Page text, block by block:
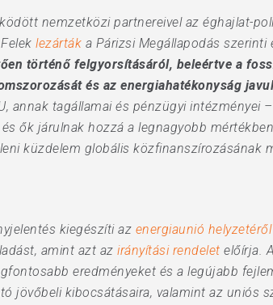
nemzetközi partnereivel az éghajlat-
lezárták a Párizsi Megállapodás szerinti
történő felgyorsításáról, beleértve a
és az energiahatékonyság
annak tagállamai és pénzügyi intézményei
ők járulnak hozzá a legnagyobb
küzdelem globális közfinanszírozásának
kiegészíti az energiaunió
amint azt az irányítási rendelet előírja.
eredményeket és a legújabb
jövőbeli kibocsátásaira, valamint az uniós